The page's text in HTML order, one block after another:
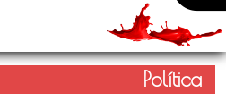
Política